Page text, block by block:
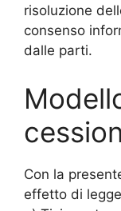
risoluzione
consenso
dalle parti.
Con la
effetto di